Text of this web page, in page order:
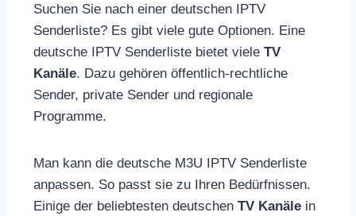
Suchen Sie nach einer deutschen IPTV
Senderliste? Es gibt viele gute Optionen. Eine
deutsche IPTV Senderliste bietet viele TV
Kanäle. Dazu gehören öffentlich-rechtliche
Sender, private Sender und regionale
Programme.
Man kann die deutsche M3U IPTV Senderliste
anpassen. So passt sie zu Ihren Bedürfnissen.
Einige der beliebtesten deutschen TV Kanäle in